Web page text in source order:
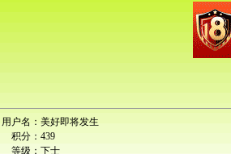
用户名： 美好即将发生
积分： 439
等级： 下士